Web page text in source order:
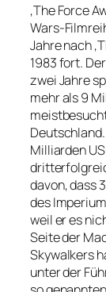
‚The Force
Wars-
Jahre nach
1983 fort.
zwei Jahre
mehr als 9
Milliarden
davon, dass
des
weil er es
Seite der
Skywalkers
unter der